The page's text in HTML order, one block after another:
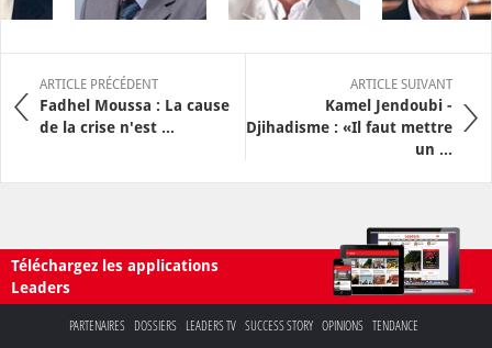
ARTICLE PRÉCÉDENT
Fadhel Moussa : La cause
de la crise n'est ...
ARTICLE SUIVANT
Kamel Jendoubi -
Djihadisme : «Il faut mettre
un ...
Téléchargez les applications
Leaders
PARTENAIRES DOSSIERS LEADERS TV SUCCESS STORY OPINIONS TENDANCE